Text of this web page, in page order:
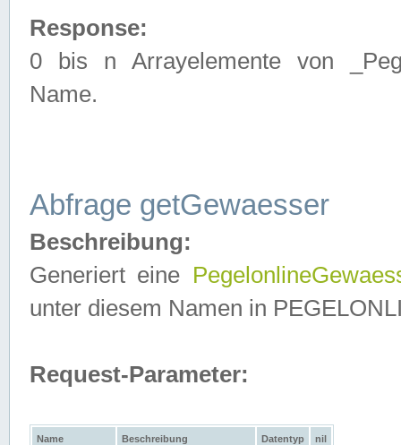
Response:
0 bis n Arrayelemente von
Name.
Abfrage getGewaesser
Beschreibung:
Generiert eine
unter diesem Namen in
Request-Parameter:
Name Beschreibung Datentyp nil